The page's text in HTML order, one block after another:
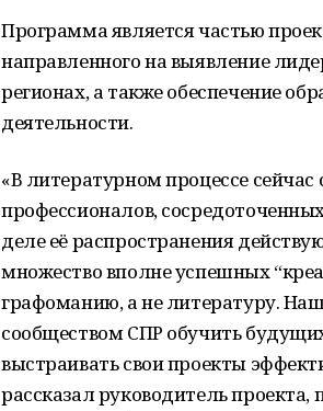
Программа является частью
направленного на выявление
регионах, а также обеспечение
деятельности.
«В литературном процессе
профессионалов,
деле её распространения
множество вполне успешных
графоманию, а не литературу.
сообществом СПР обучить
выстраивать свои проекты
рассказал руководитель